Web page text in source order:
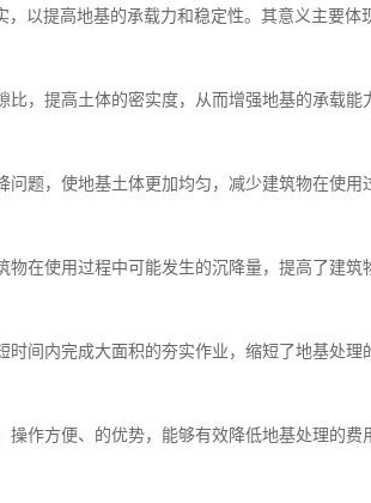
以提高地基的承载力和稳定性。其意义主要体
，提高土体的密实度，从而增强地基的承载能
题，使地基土体更加均匀，减少建筑物在使用
在使用过程中可能发生的沉降量，提高了建筑
间内完成大面积的夯实作业，缩短了地基处理
作方便、的优势，能够有效降低地基处理的费